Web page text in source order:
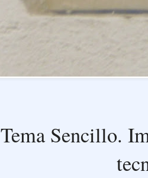
Tema Sencillo.